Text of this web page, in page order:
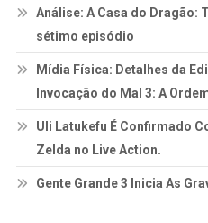
Análise: A Casa do Dragão:
sétimo episódio
Mídia Física: Detalhes da
Invocação do Mal 3: A
Uli Latukefu É Confirmado
Zelda no Live Action.
Gente Grande 3 Inicia As